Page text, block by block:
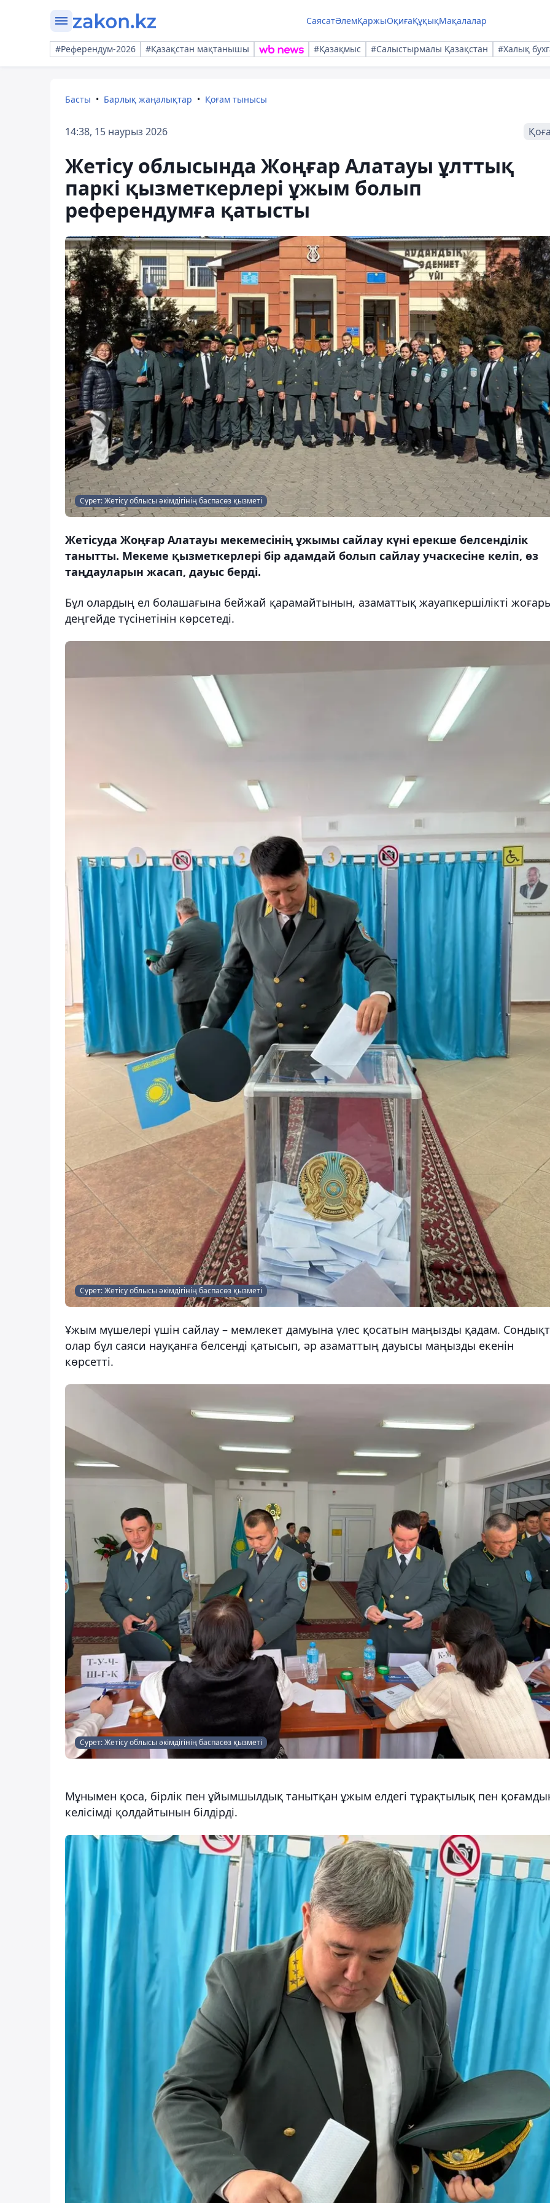
СаясатӘлемҚаржыОқиғаҚұқықМақалалар
#Референдум-2026 #Қазақстан мақтанышы #Қазақмыс #Салыстырмалы Қазақстан #Халық
Басты Барлық жаңалықтар Қоғам тынысы
14:38, 15 наурыз 2026
Жетісу облысында Жоңғар Алатауы ұлттық
паркі қызметкерлері ұжым болып
референдумға қатысты
Сурет: Жетісу облысы әкімдігінің баспасөз қызметі
Жетісуда Жоңғар Алатауы мекемесінің ұжымы сайлау күні ерекше белсенділік
танытты. Мекеме қызметкерлері бір адамдай болып сайлау учаскесіне келіп, өз
таңдауларын жасап, дауыс берді.
Бұл олардың ел болашағына бейжай қарамайтынын, азаматтық жауапкершілікті
деңгейде түсінетінін көрсетеді.
Сурет: Жетісу облысы әкімдігінің баспасөз қызметі
Ұжым мүшелері үшін сайлау – мемлекет дамуына үлес қосатын маңызды қадам.
олар бұл саяси науқанға белсенді қатысып, әр азаматтың дауысы маңызды екенін
көрсетті.
Сурет: Жетісу облысы әкімдігінің баспасөз қызметі
Мұнымен қоса, бірлік пен ұйымшылдық танытқан ұжым елдегі тұрақтылық пен
келісімді қолдайтынын білдірді.